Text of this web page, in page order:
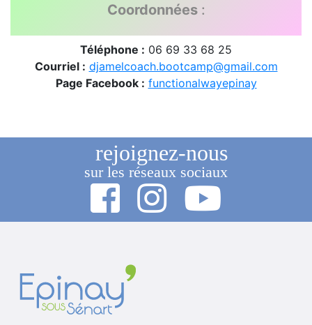
Coordonnées :
Téléphone : 06 69 33 68 25
Courriel : djamelcoach.bootcamp@gmail.com
Page Facebook : functionalwayepinay
rejoignez-nous
sur les réseaux sociaux